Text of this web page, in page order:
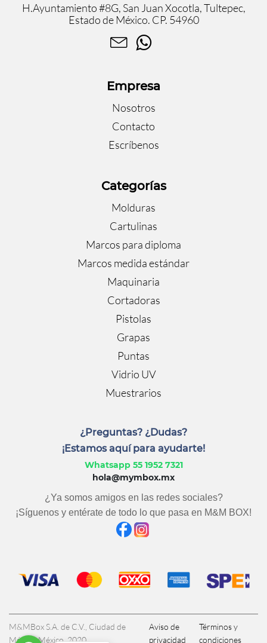
H.Ayuntamiento #8G, San Juan Xocotla, Tultepec,
Estado de México. CP. 54960
Empresa
Nosotros
Contacto
Escríbenos
Categorías
Molduras
Cartulinas
Marcos para diploma
Marcos medida estándar
Maquinaria
Cortadoras
Pistolas
Grapas
Puntas
Vidrio UV
Muestrarios
¿Preguntas? ¿Dudas?
¡Estamos aquí para ayudarte!
Whatsapp 55 1952 7321
hola@mymbox.mx
¿Ya somos amigos en las redes sociales?
¡Síguenos y entérate de todo lo que pasa en M&M BOX!
M&MBox S.A. de C.V., Ciudad de
México, México, 2020
Aviso de
privacidad
Términos y
condiciones